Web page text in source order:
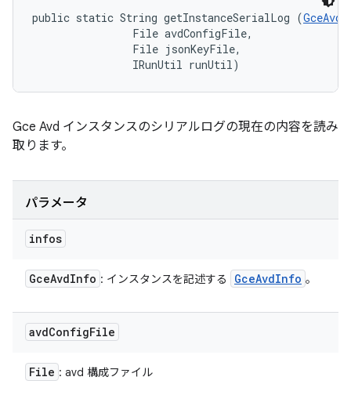
public static String getInstanceSerialLog (
                File avdConfigFile,
                File jsonKeyFile,
                IRunUtil runUtil)
Gce Avd インスタンスのシリアルログの現在の内容を読み
取ります。
パラメータ
infos
GceAvdInfo : インスタンスを記述する GceAvdInfo 。
avdConfigFile
File : avd 構成ファイル